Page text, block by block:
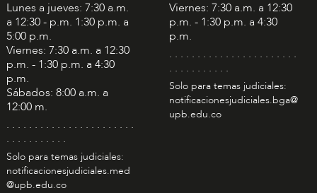
Lunes a jueves: 7:30 a.m.
a 12:30 - p.m. 1:30 p.m. a
5:00 p.m.
Viernes: 7:30 a.m. a 12:30
p.m. - 1:30 p.m. a 4:30
p.m.
Sábados: 8:00 a.m. a
12:00 m.
. . . . . . . . . . . . . . . . . . . . . . .
. . . . . . . . . . .
Solo para temas judiciales:
notificacionesjudiciales.med
@upb.edu.co
Viernes: 7:30 a.m. a 12:30
p.m. - 1:30 p.m. a 4:30
p.m.
. . . . . . . . . . . . . . . . . . . . . . .
. . . . . . . . . . .
Solo para temas judiciales:
notificacionesjudiciales.bga@
upb.edu.co